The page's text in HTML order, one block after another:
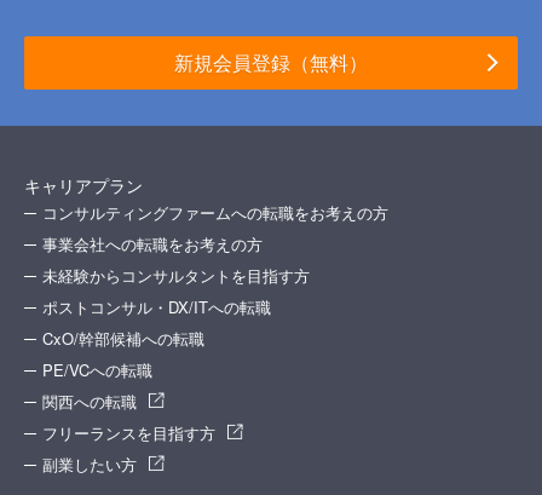
新規会員登録（無料）
キャリアプラン
コンサルティングファームへの転職をお考えの方
事業会社への転職をお考えの方
未経験からコンサルタントを目指す方
ポストコンサル・DX/ITへの転職
CxO/幹部候補への転職
PE/VCへの転職
関西への転職
フリーランスを目指す方
副業したい方